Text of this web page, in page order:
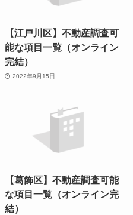
【江戸川区】不動産調査可
能な項目一覧（オンライン
完結）
2022年9月15日
【葛飾区】不動産調査可能
な項目一覧（オンライン完
結）